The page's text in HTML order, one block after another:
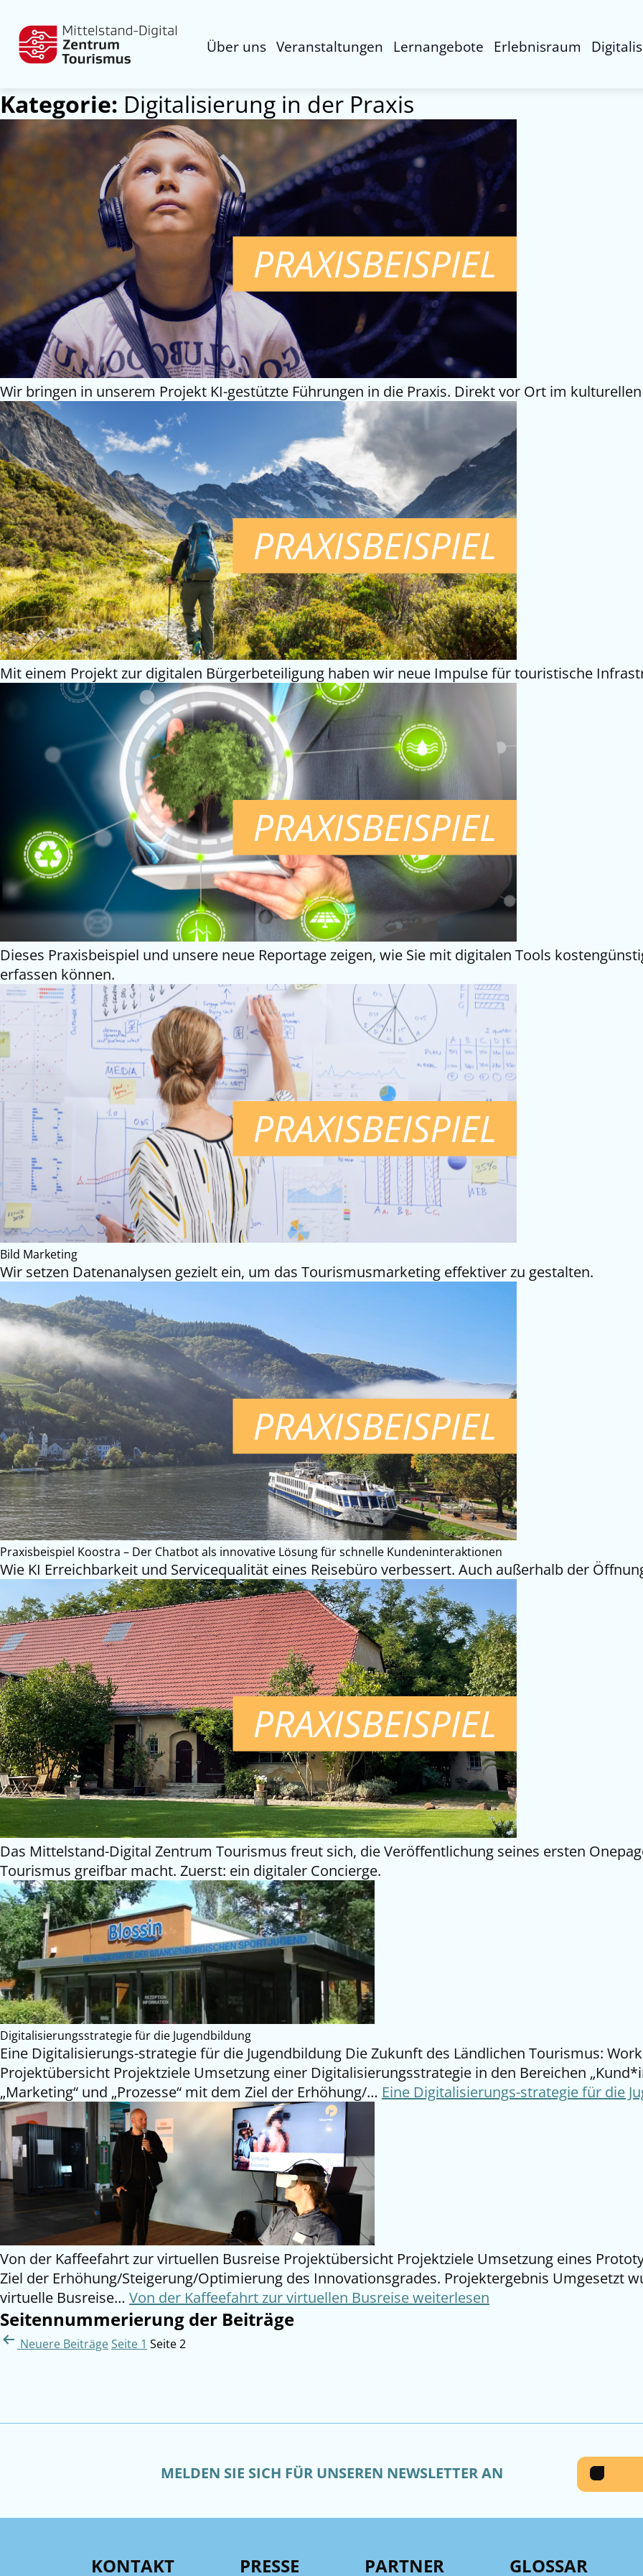
Über uns Veranstaltungen Lernangebote Erlebnisraum
Kategorie: Digitalisierung in der Praxis
Wir bringen in unserem Projekt KI-gestützte Führungen in die Praxis. Direkt vor Ort im
Mit einem Projekt zur digitalen Bürgerbeteiligung haben wir neue Impulse für touristische
Dieses Praxisbeispiel und unsere neue Reportage zeigen, wie Sie mit digitalen Tools
erfassen können.
Bild Marketing
Wir setzen Datenanalysen gezielt ein, um das Tourismusmarketing effektiver zu gestalten.
Praxisbeispiel Koostra – Der Chatbot als innovative Lösung für schnelle Kundeninteraktionen
Wie KI Erreichbarkeit und Servicequalität eines Reisebüro verbessert. Auch außerhalb der
Das Mittelstand-Digital Zentrum Tourismus freut sich, die Veröffentlichung seines ersten
Tourismus greifbar macht. Zuerst: ein digitaler Concierge.
Digitalisierungsstrategie für die Jugendbildung
Eine Digitalisierungs-strategie für die Jugendbildung Die Zukunft des Ländlichen Tourismus:
Projektübersicht Projektziele Umsetzung einer Digitalisierungsstrategie in den Bereichen
„Marketing“ und „Prozesse“ mit dem Ziel der Erhöhung/… Eine Digitalisierungs-strategie für die
Von der Kaffeefahrt zur virtuellen Busreise Projektübersicht Projektziele Umsetzung eines
Ziel der Erhöhung/Steigerung/Optimierung des Innovationsgrades. Projektergebnis Umgesetzt
virtuelle Busreise… Von der Kaffeefahrt zur virtuellen Busreiseweiterlesen
Seitennummerierung der Beiträge
Neuere BeiträgeSeite 1 Seite 2
MELDEN SIE SICH FÜR UNSEREN NEWSLETTER AN
KONTAKT PRESSE PARTNER GLOSSAR